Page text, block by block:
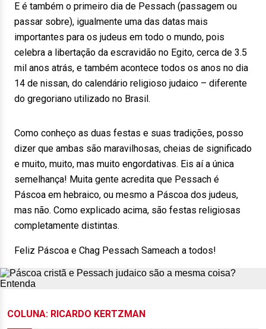
COLUNA: RICARDO KERTZMAN
E é também o primeiro dia de Pessach (passagem ou
passar sobre), igualmente uma das datas mais
importantes para os judeus em todo o mundo, pois
celebra a libertação da escravidão no Egito, cerca de 3.5
mil anos atrás, e também acontece todos os anos no dia
14 de nissan, do calendário religioso judaico – diferente
do gregoriano utilizado no Brasil.
Como conheço as duas festas e suas tradições, posso
dizer que ambas são maravilhosas, cheias de significado
e muito, muito, mas muito engordativas. Eis aí a única
semelhança! Muita gente acredita que Pessach é
Páscoa em hebraico, ou mesmo a Páscoa dos judeus,
mas não. Como explicado acima, são festas religiosas
completamente distintas.
Feliz Páscoa e Chag Pessach Sameach a todos!